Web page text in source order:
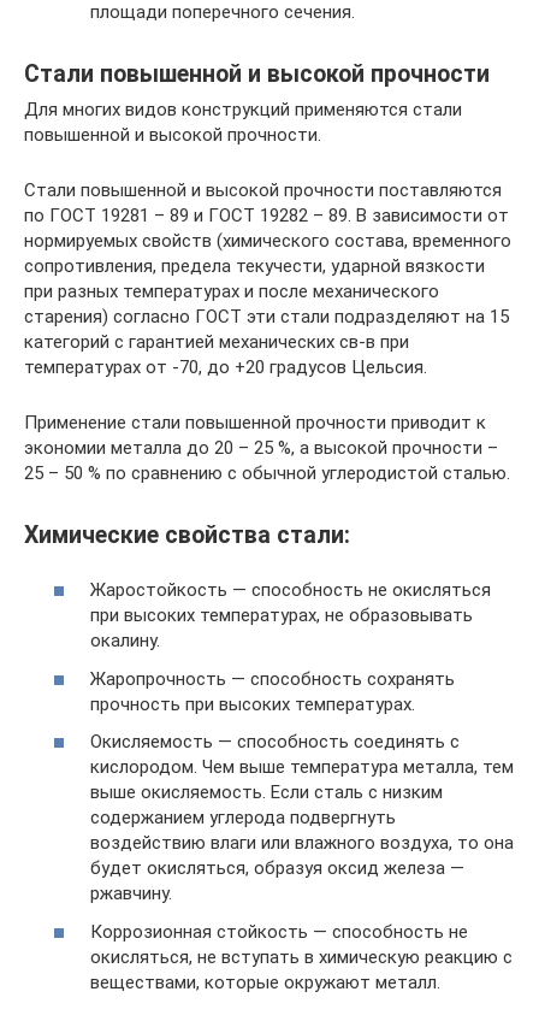
площади поперечного сечения.
Стали повышенной и высокой прочности
Для многих видов конструкций применяются стали
повышенной и высокой прочности.
Стали повышенной и высокой прочности поставляются
по ГОСТ 19281 – 89 и ГОСТ 19282 – 89. В зависимости от
нормируемых свойств (химического состава, временного
сопротивления, предела текучести, ударной вязкости
при разных температурах и после механического
старения) согласно ГОСТ эти стали подразделяют на 15
категорий с гарантией механических св-в при
температурах от -70, до +20 градусов Цельсия.
Применение стали повышенной прочности приводит к
экономии металла до 20 – 25 %, а высокой прочности –
25 – 50 % по сравнению с обычной углеродистой сталью.
Химические свойства стали:
Жаростойкость — способность не окисляться
при высоких температурах, не образовывать
окалину.
Жаропрочность — способность сохранять
прочность при высоких температурах.
Окисляемость — способность соединять с
кислородом. Чем выше температура металла, тем
выше окисляемость. Если сталь с низким
содержанием углерода подвергнуть
воздействию влаги или влажного воздуха, то она
будет окисляться, образуя оксид железа —
ржавчину.
Коррозионная стойкость — способность не
окисляться, не вступать в химическую реакцию с
веществами, которые окружают металл.